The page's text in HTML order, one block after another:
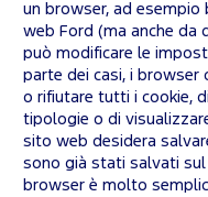
un browser, ad esempio
web Ford (ma anche da
può modificare le
parte dei casi, i browser
o rifiutare tutti i cookie,
tipologie o di
sito web desidera
sono già stati salvati
browser è molto